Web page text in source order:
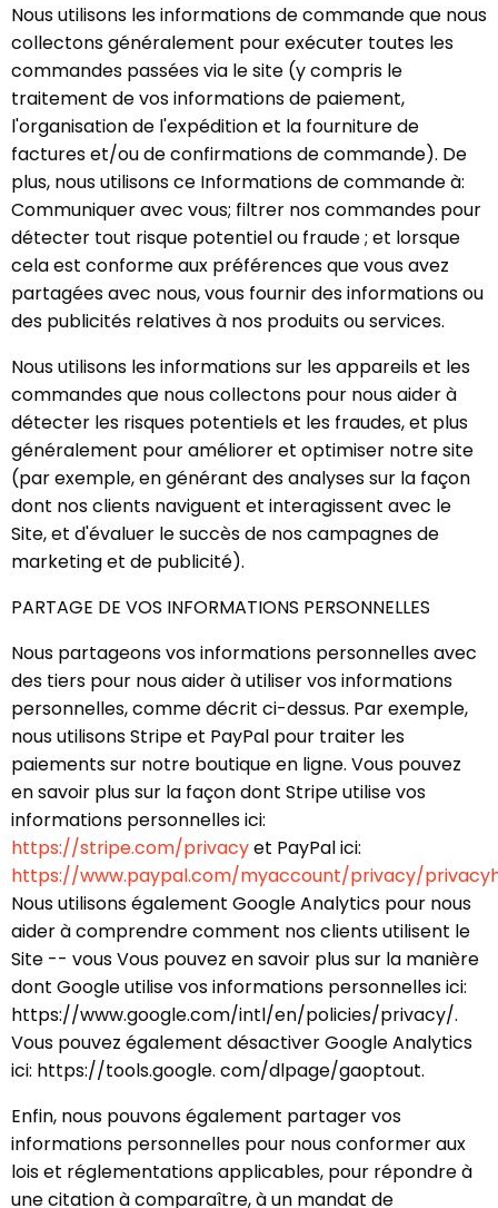
Nous utilisons les informations de commande que nous
collectons généralement pour exécuter toutes les
commandes passées via le site (y compris le
traitement de vos informations de paiement,
l'organisation de l'expédition et la fourniture de
factures et/ou de confirmations de commande). De
plus, nous utilisons ce Informations de commande à:
Communiquer avec vous; filtrer nos commandes pour
détecter tout risque potentiel ou fraude ; et lorsque
cela est conforme aux préférences que vous avez
partagées avec nous, vous fournir des informations ou
des publicités relatives à nos produits ou services.
Nous utilisons les informations sur les appareils et les
commandes que nous collectons pour nous aider à
détecter les risques potentiels et les fraudes, et plus
généralement pour améliorer et optimiser notre site
(par exemple, en générant des analyses sur la façon
dont nos clients naviguent et interagissent avec le
Site, et d'évaluer le succès de nos campagnes de
marketing et de publicité).
PARTAGE DE VOS INFORMATIONS PERSONNELLES
Nous partageons vos informations personnelles avec
des tiers pour nous aider à utiliser vos informations
personnelles, comme décrit ci-dessus. Par exemple,
nous utilisons Stripe et PayPal pour traiter les
paiements sur notre boutique en ligne. Vous pouvez
en savoir plus sur la façon dont Stripe utilise vos
informations personnelles ici:
https://stripe.com/privacyet PayPal ici:
https://www.paypal.com/myaccount/privacy/
Nous utilisons également Google Analytics pour nous
aider à comprendre comment nos clients utilisent le
Site -- vous Vous pouvez en savoir plus sur la manière
dont Google utilise vos informations personnelles ici:
https://www.google.com/intl/en/policies/privacy/.
Vous pouvez également désactiver Google Analytics
ici: https://tools.google. com/dlpage/gaoptout.
Enfin, nous pouvons également partager vos
informations personnelles pour nous conformer aux
lois et réglementations applicables, pour répondre à
une citation à comparaître, à un mandat de